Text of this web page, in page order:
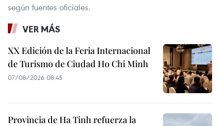
según fuentes oficiales.
VER MÁS
XX Edición de la Feria Internacional
de Turismo de Ciudad Ho Chi Minh
07/08/2026 08:45
Provincia de Ha Tinh refuerza la